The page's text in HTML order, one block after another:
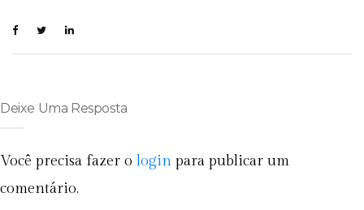
Deixe Uma Resposta
Você precisa fazer o login para publicar um
comentário.